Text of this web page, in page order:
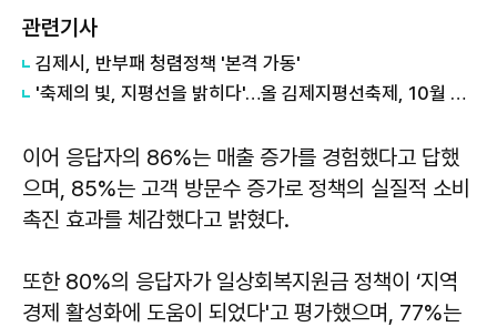
관련기사
김제시, 반부패 청렴정책 '본격 가동'
'축제의 빛, 지평선을 밝히다'…올 김제지평선축제, 10월 8~12일 개최
이어 응답자의 86%는 매출 증가를 경험했다고 답했
으며, 85%는 고객 방문수 증가로 정책의 실질적 소비
촉진 효과를 체감했다고 밝혔다.
또한 80%의 응답자가 일상회복지원금 정책이 ‘지역
경제 활성화에 도움이 되었다'고 평가했으며, 77%는